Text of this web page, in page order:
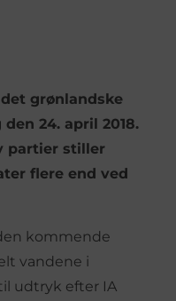
grønlandske
24. april 2018.
partier stiller
flere end ved
kommende
vandene i
udtryk efter IA